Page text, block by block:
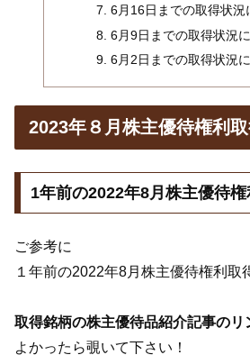
6月16日までの取得状況
6月9日までの取得状況
6月2日までの取得状況
2023年８月株主優待権利
1年前の2022年8月株主優待
ご参考に
１年前の2022年8月株主優待権利取
取得銘柄の株主優待品紹介記事のリ
よかったら覗いて下さい！